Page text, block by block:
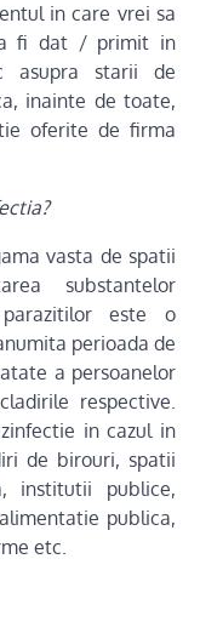
in care vrei sa
a fi dat / primit in
asupra starii de
inainte de toate,
oferite de firma
vasta de spatii
substantelor
este o
perioada de
a persoanelor
respective.
in cazul in
de birouri, spatii
institutii publice,
publica,
etc.